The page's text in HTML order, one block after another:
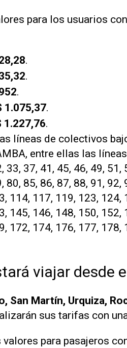
para los usuarios
.
.
.
1.075,37.
1.227,76.
líneas de colectivos
entre ellas las líneas
33, 37, 41, 45, 46, 49, 51,
80, 85, 86, 87, 88, 91, 92,
114, 117, 119, 123, 124,
145, 146, 148, 150, 152,
172, 174, 176, 177, 178,
viajar desde
San Martín, Urquiza,
sus tarifas con
para pasajeros